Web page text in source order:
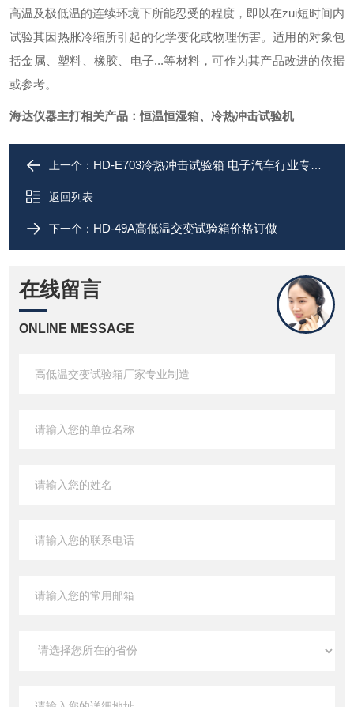
高温及极低温的连续环境下所能忍受的程度，即以在zui短时间内
试验其因热胀冷缩所引起的化学变化或物理伤害。适用的对象包
括金属、塑料、橡胶、电子...等材料，可作为其产品改进的依据
或参考。
海达仪器主打相关产品：恒温恒湿箱、冷热冲击试验机
上一个： HD-E703冷热冲击试验箱 电子汽车行业专用厂家
返回列表
下一个： HD-49A高低温交变试验箱价格订做
在线留言
ONLINE MESSAGE